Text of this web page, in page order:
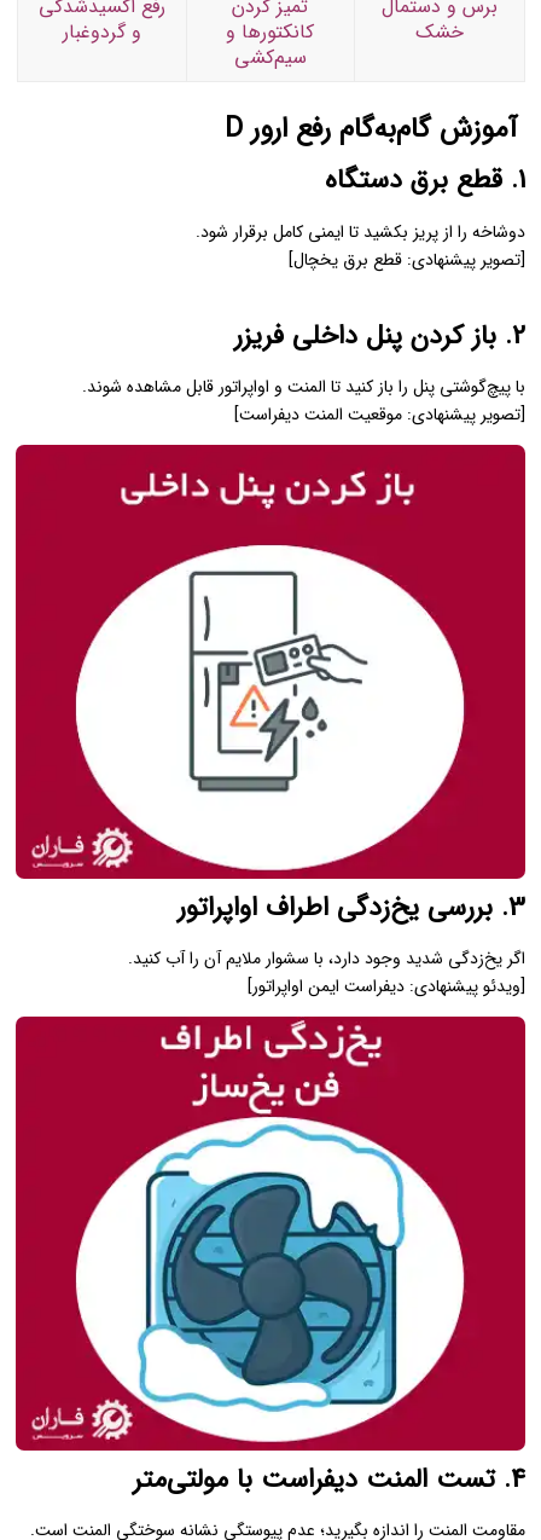
برس و دستمال
خشک
تمیز کردن
کانکتورها و
سیم‌کشی
رفع اکسیدشدگی
و گردوغبار
آموزش گام‌به‌گام رفع ارور D
1. قطع برق دستگاه
دوشاخه را از پریز بکشید تا ایمنی کامل برقرار شود.
[تصویر پیشنهادی: قطع برق یخچال]
2. باز کردن پنل داخلی فریزر
با پیچ‌گوشتی پنل را باز کنید تا المنت و اواپراتور قابل مشاهده شوند.
[تصویر پیشنهادی: موقعیت المنت دیفراست]
3. بررسی یخ‌زدگی اطراف اواپراتور
اگر یخ‌زدگی شدید وجود دارد، با سشوار ملایم آن را آب کنید.
[ویدئو پیشنهادی: دیفراست ایمن اواپراتور]
4. تست المنت دیفراست با مولتی‌متر
مقاومت المنت را اندازه بگیرید؛ عدم پیوستگی نشانه سوختگی المنت است.